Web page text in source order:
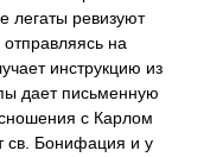
легаты ревизуют
на
инструкцию из
дает письменную
сношения с Карлом
св. Бонифация и у